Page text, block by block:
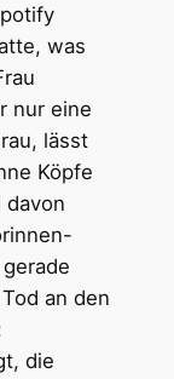
was
nur eine
lässt
Köpfe
davon
an den
die